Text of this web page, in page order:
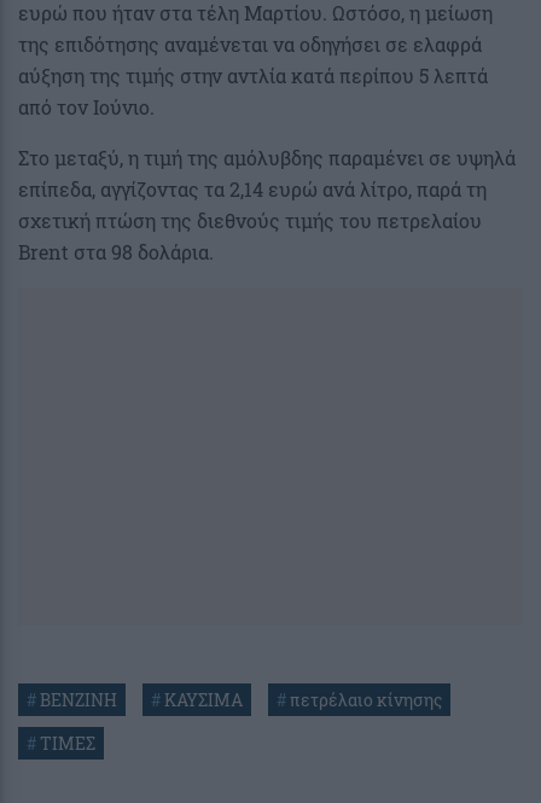
ευρώ που ήταν στα τέλη Μαρτίου. Ωστόσο, η μείωση
της επιδότησης αναμένεται να οδηγήσει σε ελαφρά
αύξηση της τιμής στην αντλία κατά περίπου 5 λεπτά
από τον Ιούνιο.
Στο μεταξύ, η τιμή της αμόλυβδης παραμένει σε υψηλά
επίπεδα, αγγίζοντας τα 2,14 ευρώ ανά λίτρο, παρά τη
σχετική πτώση της διεθνούς τιμής του πετρελαίου
Brent στα 98 δολάρια.
#ΒΕΝΖΙΝΗ #ΚΑΥΣΙΜΑ #πετρέλαιο κίνησης
# ΤΙΜΕΣ